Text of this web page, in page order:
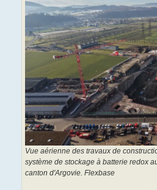
Vue aérienne des travaux de
système de stockage à batterie redox
canton d'Argovie. Flexbase